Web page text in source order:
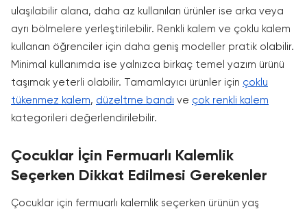
ulaşılabilir alana, daha az kullanılan ürünler ise arka veya
ayrı bölmelere yerleştirilebilir. Renkli kalem ve çoklu kalem
kullanan öğrenciler için daha geniş modeller pratik olabilir.
Minimal kullanımda ise yalnızca birkaç temel yazım ürünü
taşımak yeterli olabilir. Tamamlayıcı ürünler için çoklu
tükenmez kalem, düzeltme bandı ve çok renkli kalem
kategorileri değerlendirilebilir.
Çocuklar İçin Fermuarlı Kalemlik
Seçerken Dikkat Edilmesi Gerekenler
Çocuklar için fermuarlı kalemlik seçerken ürünün yaş